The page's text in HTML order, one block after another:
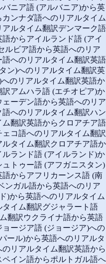
バニア語 (アルバニア)から英
カンナダ語へのリアルタイム
ルタイム翻訳デンマーク語
語からアイルランド語 (アイ
ルビア語から英語へのリア
へのリアルタイム翻訳英語
ン)へのリアルタイム翻訳英
のリアルタイム翻訳英語か
訳アムハラ語 (エチオピア)か
ェーデン語から英語へのリア
へのリアルタイム翻訳ハン
ム翻訳英語からクロアチア語
ェコ語へのリアルタイム翻訳
タイム翻訳 クロアチア語か
ルランド語 (アイルランド)か
ュトゥー語 (アフガニスタン)
語からアフリカーンス語 (南
ンガル語から英語へのリア
)から英語へのリアルタイム
イム翻訳グジャラート語
翻訳 ウクライナ語から英語
ョージア語 (ジョージア)への
ール)から英語へのリアルタ
リアルタイム翻訳英語から
ペイン語からポルトガル語へ